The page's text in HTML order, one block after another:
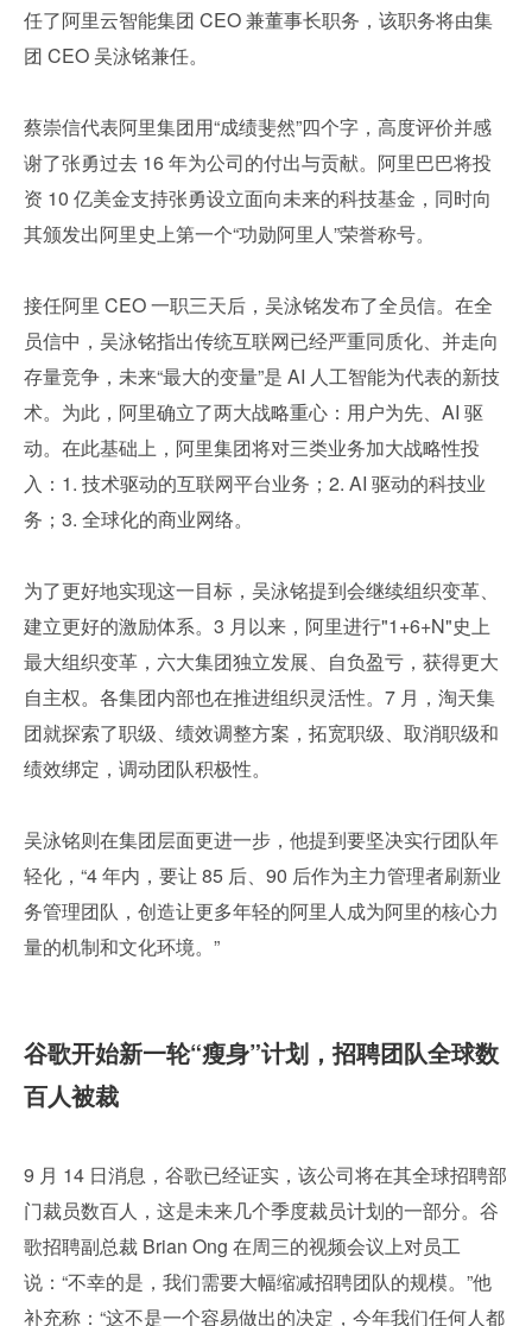
任了阿里云智能集团 CEO 兼董事长职务，该职务将由集
团 CEO 吴泳铭兼任。
蔡崇信代表阿里集团用“成绩斐然”四个字，高度评价并感
谢了张勇过去 16 年为公司的付出与贡献。阿里巴巴将投
资 10 亿美金支持张勇设立面向未来的科技基金，同时向
其颁发出阿里史上第一个“功勋阿里人”荣誉称号。
接任阿里 CEO 一职三天后，吴泳铭发布了全员信。在全
员信中，吴泳铭指出传统互联网已经严重同质化、并走向
存量竞争，未来“最大的变量”是 AI 人工智能为代表的新技
术。为此，阿里确立了两大战略重心：用户为先、AI 驱
动。在此基础上，阿里集团将对三类业务加大战略性投
入：1. 技术驱动的互联网平台业务；2. AI 驱动的科技业
务；3. 全球化的商业网络。
为了更好地实现这一目标，吴泳铭提到会继续组织变革、
建立更好的激励体系。3 月以来，阿里进行"1+6+N"史上
最大组织变革，六大集团独立发展、自负盈亏，获得更大
自主权。各集团内部也在推进组织灵活性。7 月，淘天集
团就探索了职级、绩效调整方案，拓宽职级、取消职级和
绩效绑定，调动团队积极性。
吴泳铭则在集团层面更进一步，他提到要坚决实行团队年
轻化，“4 年内，要让 85 后、90 后作为主力管理者刷新业
务管理团队，创造让更多年轻的阿里人成为阿里的核心力
量的机制和文化环境。”
谷歌开始新一轮“瘦身”计划，招聘团队全球数
百人被裁
9 月 14 日消息，谷歌已经证实，该公司将在其全球招聘部
门裁员数百人，这是未来几个季度裁员计划的一部分。谷
歌招聘副总裁 Brian Ong 在周三的视频会议上对员工
说：“不幸的是，我们需要大幅缩减招聘团队的规模。”他
补充称：“这不是一个容易做出的决定，今年我们任何人都